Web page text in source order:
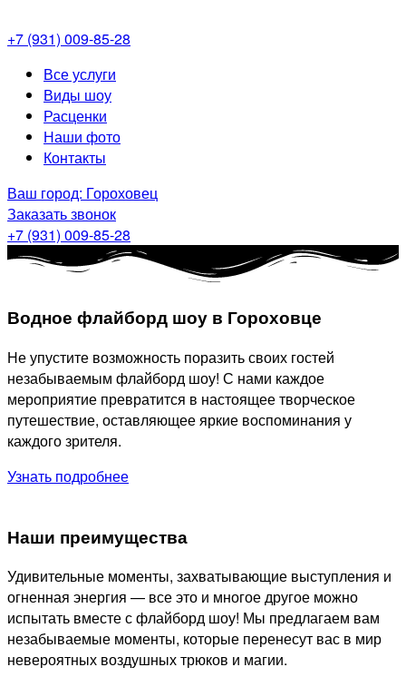
+7 (931) 009-85-28
МенюВсе услуги
Виды шоу
Расценки
Наши фото
Контакты
Ваш город: Гороховец
Заказать звонок
+7 (931) 009-85-28
Водное флайборд шоу в Гороховце
Не упустите возможность поразить своих гостей
незабываемым флайборд шоу! С нами каждое
мероприятие превратится в настоящее творческое
путешествие, оставляющее яркие воспоминания у
каждого зрителя.
Узнать подробнее
Наши преимущества
Удивительные моменты, захватывающие выступления и
огненная энергия — все это и многое другое можно
испытать вместе с флайборд шоу! Мы предлагаем вам
незабываемые моменты, которые перенесут вас в мир
невероятных воздушных трюков и магии.